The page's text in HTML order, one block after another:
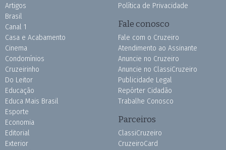
Artigos
Brasil
Canal 1
Casa e Acabamento
Cinema
Condomínios
Cruzeirinho
Do Leitor
Educação
Educa Mais Brasil
Esporte
Economia
Editorial
Exterior
Política de Privacidade
Fale conosco
Fale com o Cruzeiro
Atendimento ao Assinante
Anuncie no Cruzeiro
Anuncie no ClassiCruzeiro
Publicidade Legal
Repórter Cidadão
Trabalhe Conosco
Parceiros
ClassiCruzeiro
CruzeiroCard